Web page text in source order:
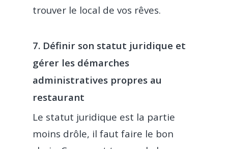
trouver le local de vos rêves.
7. Définir son statut juridique et
gérer les démarches
administratives propres au
restaurant
Le statut juridique est la partie
moins drôle, il faut faire le bon
Produit
Commande et
Prix